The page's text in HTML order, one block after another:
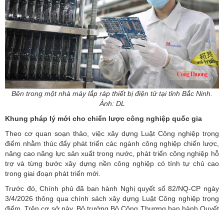
Bên trong một nhà máy lắp ráp thiết bị điện tử tại tỉnh Bắc Ninh.
Ảnh: DL
Khung pháp lý mới cho chiến lược công nghiệp quốc gia
Theo cơ quan soạn thảo, việc xây dựng Luật Công nghiệp trọng
điểm nhằm thúc đẩy phát triển các ngành công nghiệp chiến lược,
nâng cao năng lực sản xuất trong nước, phát triển công nghiệp hỗ
trợ và từng bước xây dựng nền công nghiệp có tính tự chủ cao
trong giai đoạn phát triển mới.
Trước đó, Chính phủ đã ban hành Nghị quyết số 82/NQ-CP ngày
3/4/2026 thông qua chính sách xây dựng Luật Công nghiệp trọng